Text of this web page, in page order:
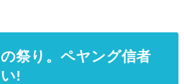
祭り。ペヤング信者
!